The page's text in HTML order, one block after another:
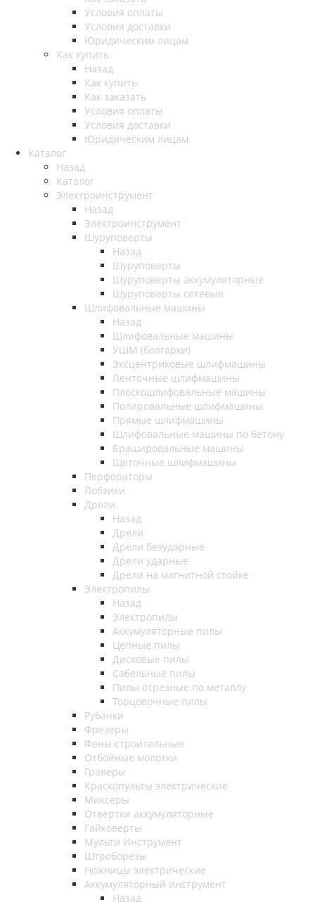
Условия оплаты
Условия доставки
Юридическим лицам
Как купить
Назад
Как купить
Как заказать
Условия оплаты
Условия доставки
Юридическим лицам
Каталог
Назад
Каталог
Электроинструмент
Назад
Электроинструмент
Шуруповерты
Назад
Шуруповерты
Шуруповерты аккумуляторные
Шуруповерты сетевые
Шлифовальные машины
Назад
Шлифовальные машины
УШМ (болгарки)
Эксцентриковые шлифмашины
Ленточные шлифмашины
Плоскошлифовальные машины
Полировальные шлифмашины
Прямые шлифмашины
Шлифовальные машины по бетону
Брашировальные машины
Щеточные шлифмашины
Перфораторы
Лобзики
Дрели
Назад
Дрели
Дрели безударные
Дрели ударные
Дрели на магнитной стойке
Электропилы
Назад
Электропилы
Аккумуляторные пилы
Цепные пилы
Дисковые пилы
Сабельные пилы
Пилы отрезные по металлу
Торцовочные пилы
Рубанки
Фрезеры
Фены строительные
Отбойные молотки
Граверы
Краскопульты электрические
Миксеры
Отвертки аккумуляторные
Гайковерты
Мульти Инструмент
Штроборезы
Ножницы электрические
Аккумуляторный инструмент
Назад